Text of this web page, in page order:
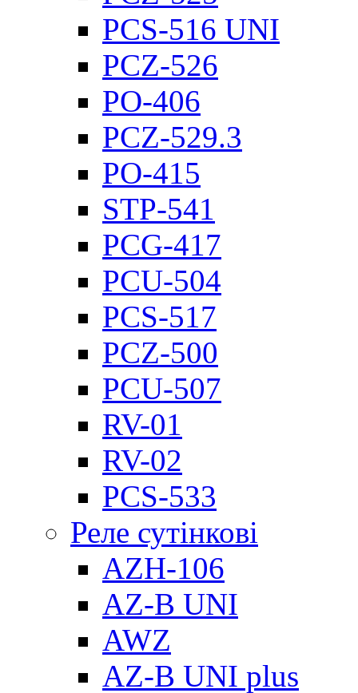
PCS-516 UNI
PCZ-526
PO-406
PCZ-529.3
PO-415
STP-541
PCG-417
PCU-504
PCS-517
PCZ-500
PCU-507
RV-01
RV-02
PCS-533
Реле сутінкові
AZH-106
AZ-B UNI
AWZ
AZ-B UNI plus